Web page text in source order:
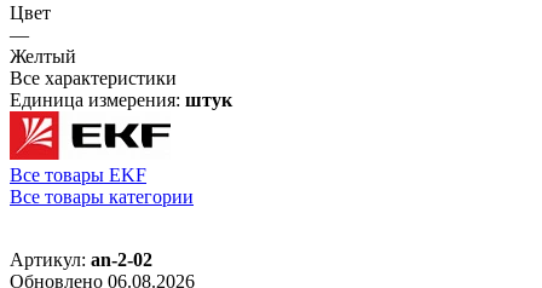
Цвет
—
Желтый
Все характеристики
Единица измерения: штук
Все товары EKF
Все товары категории
Артикул: an-2-02
Обновлено 06.08.2026